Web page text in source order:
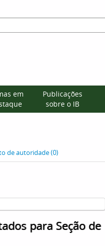
em
Publicações
sobre o IB
de autoridade (0)
para Seção de